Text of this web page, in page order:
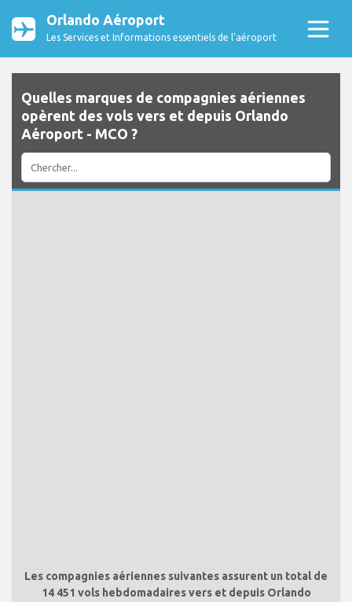
Orlando Aéroport
Les Services et Informations essentiels de l’aéroport
Quelles marques de compagnies aériennes
opèrent des vols vers et depuis Orlando
Aéroport - MCO ?
Les compagnies aériennes suivantes assurent un total de
14 451 vols hebdomadaires vers et depuis Orlando